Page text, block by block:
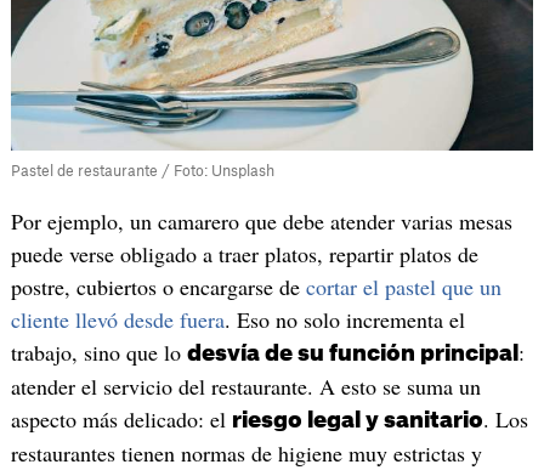
Pastel de restaurante / Foto: Unsplash
Por ejemplo, un camarero que debe atender varias mesas
puede verse obligado a traer platos, repartir platos de
postre, cubiertos o encargarse de cortar el pastel que un
cliente llevó desde fuera. Eso no solo incrementa el
trabajo, sino que lo desvía de su función principal :
atender el servicio del restaurante. A esto se suma un
aspecto más delicado: el riesgo legal y sanitario. Los
restaurantes tienen normas de higiene muy estrictas y